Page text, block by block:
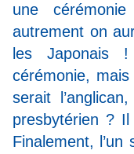
une
autrement on
les Japonais
cérémonie,
serait
presbytérien ?
Finalement, l’un